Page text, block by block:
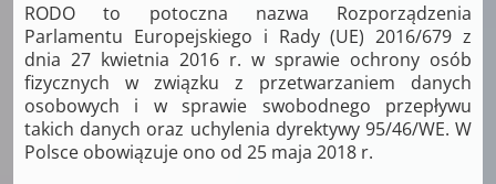
RODO to potoczna nazwa Rozporządzenia
Parlamentu Europejskiego i Rady (UE) 2016/679 z
dnia 27 kwietnia 2016 r. w sprawie ochrony osób
fizycznych w związku z przetwarzaniem danych
osobowych i w sprawie swobodnego przepływu
takich danych oraz uchylenia dyrektywy 95/46/WE. W
Polsce obowiązuje ono od 25 maja 2018 r.